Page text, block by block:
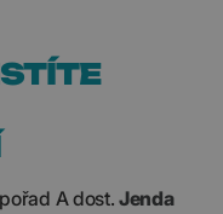
A dost. Jenda